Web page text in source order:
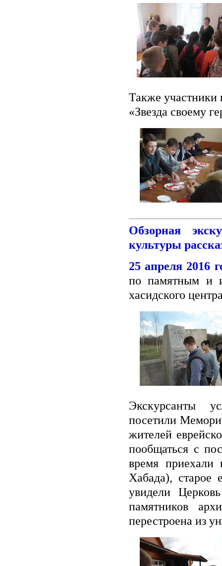
Также участники
«Звезда своему
Обзорная
культуры
25 апреля 2016
по памятным и
хасидского
Экскурсанты
посетили
жителей
пообщаться с
время приехали
Хабада), старое
увидели
памятников
перестроена из